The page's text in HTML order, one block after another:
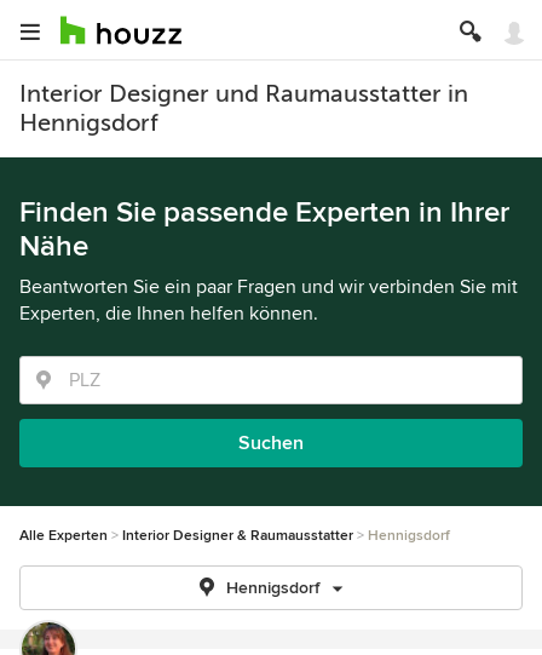
Interior Designer und Raumausstatter in
Hennigsdorf
Finden Sie passende Experten in Ihrer
Nähe
Beantworten Sie ein paar Fragen und wir verbinden Sie mit
Experten, die Ihnen helfen können.
Suchen
Alle Experten Interior Designer & Raumausstatter Hennigsdorf
Hennigsdorf